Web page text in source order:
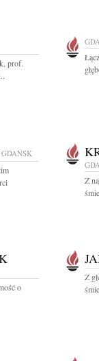
prof.
GDAŃSK
Z
o
Z